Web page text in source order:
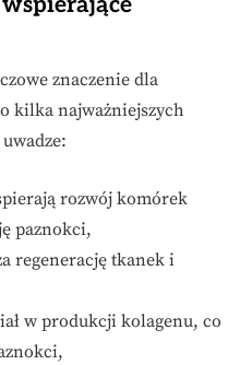
znaczenie dla
kilka najważniejszych
rozwój komórek
paznokci,
regenerację tkanek i
w produkcji kolagenu, co